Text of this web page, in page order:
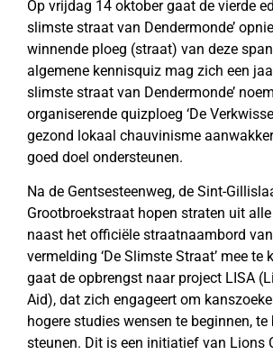
Op vrijdag 14 oktober gaat de vierde
slimste straat van Dendermonde’
winnende ploeg (straat) van deze
algemene kennisquiz mag zich een
slimste straat van Dendermonde’
organiserende quizploeg ‘De
gezond lokaal chauvinisme
goed doel ondersteunen.
Na de Gentsesteenweg, de Sint-
Grootbroekstraat hopen straten uit
naast het officiële straatnaambord
vermelding ‘De Slimste Straat’ mee te
gaat de opbrengst naar project LISA
Aid), dat zich engageert om
hogere studies wensen te beginnen, te
steunen. Dit is een initiatief van Lions